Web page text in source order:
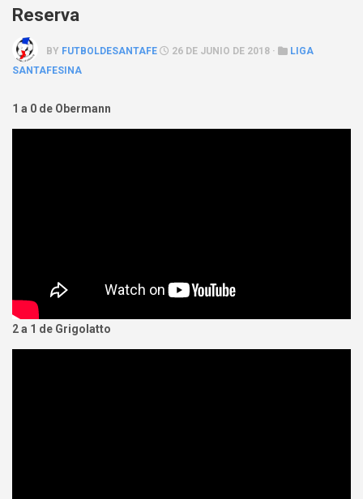
Reserva
BY FUTBOLDESANTAFE 26 DE JUNIO DE 2018 ·
LIGA
SANTAFESINA
1 a 0 de Obermann
2 a 1 de Grigolatto